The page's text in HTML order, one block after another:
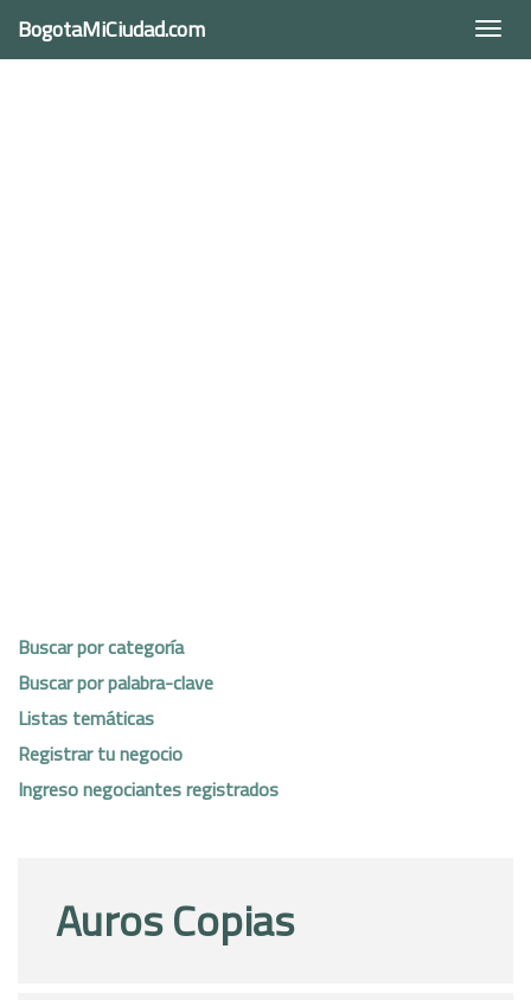
BogotaMiCiudad.com
Buscar por categoría
Buscar por palabra-clave
Listas temáticas
Registrar tu negocio
Ingreso negociantes registrados
Auros Copias